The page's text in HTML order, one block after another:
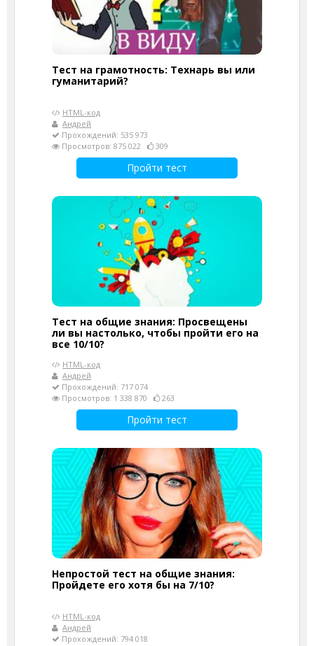
Тест на грамотность: Технарь вы или
гуманитарий?
HTML-код
Андрей
Прохождений: 535 973
Просмотров: 875 022
309
Пройти тест
Тест на общие знания: Просвещены
ли вы настолько, чтобы пройти его на
все 10/10?
HTML-код
Андрей
Прохождений: 717 074
Просмотров: 1 338 870
263
Пройти тест
Непростой тест на общие знания:
Пройдете его хотя бы на 7/10?
HTML-код
Андрей
Прохождений: 794 018